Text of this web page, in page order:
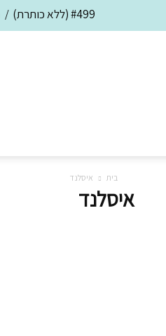
#499 (ללא כותרת)
בית איסלנד
איסלנד